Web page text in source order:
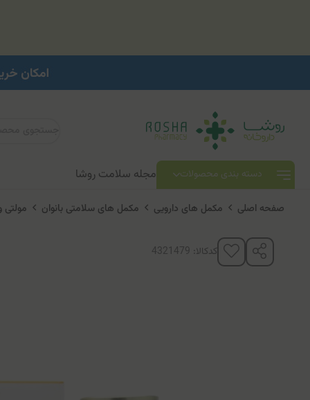
دسته بندی محصولات مجله سلامت روشا
صفحه اصلی مکمل های دارویی مکمل های سلامتی بانوان
کدکالا: